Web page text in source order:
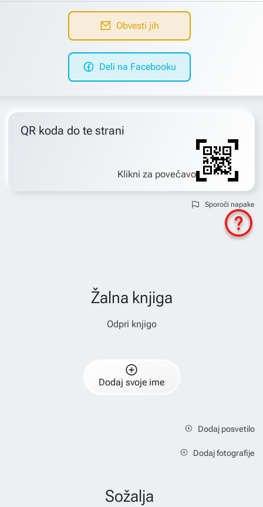
Obvesti jih
Deli na Facebooku
QR koda do te strani
Klikni za povečavo
Sporoči napake
Žalna knjiga
Odpri knjigo
Dodaj svoje ime
Dodaj posvetilo
Dodaj fotografije
Sožalja